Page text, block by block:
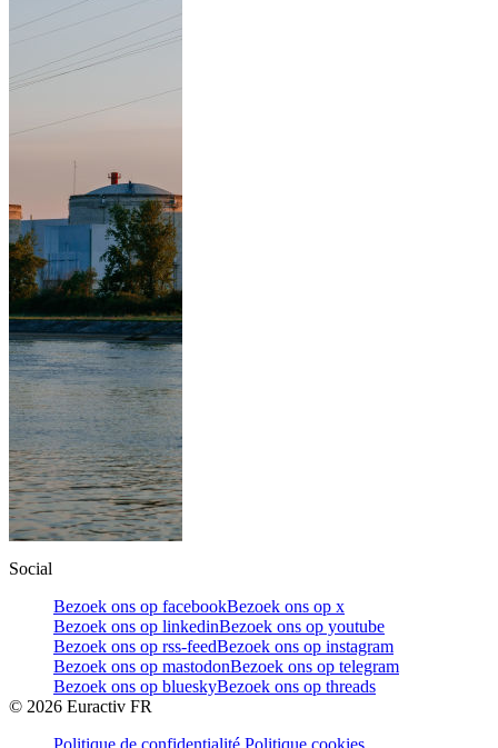
Social
Bezoek ons op facebookBezoek ons op x
Bezoek ons op linkedinBezoek ons op youtube
Bezoek ons op rss-feedBezoek ons op instagram
Bezoek ons op mastodonBezoek ons op telegram
Bezoek ons op blueskyBezoek ons op threads
© 2026 Euractiv FR
Politique de confidentialité Politique cookies